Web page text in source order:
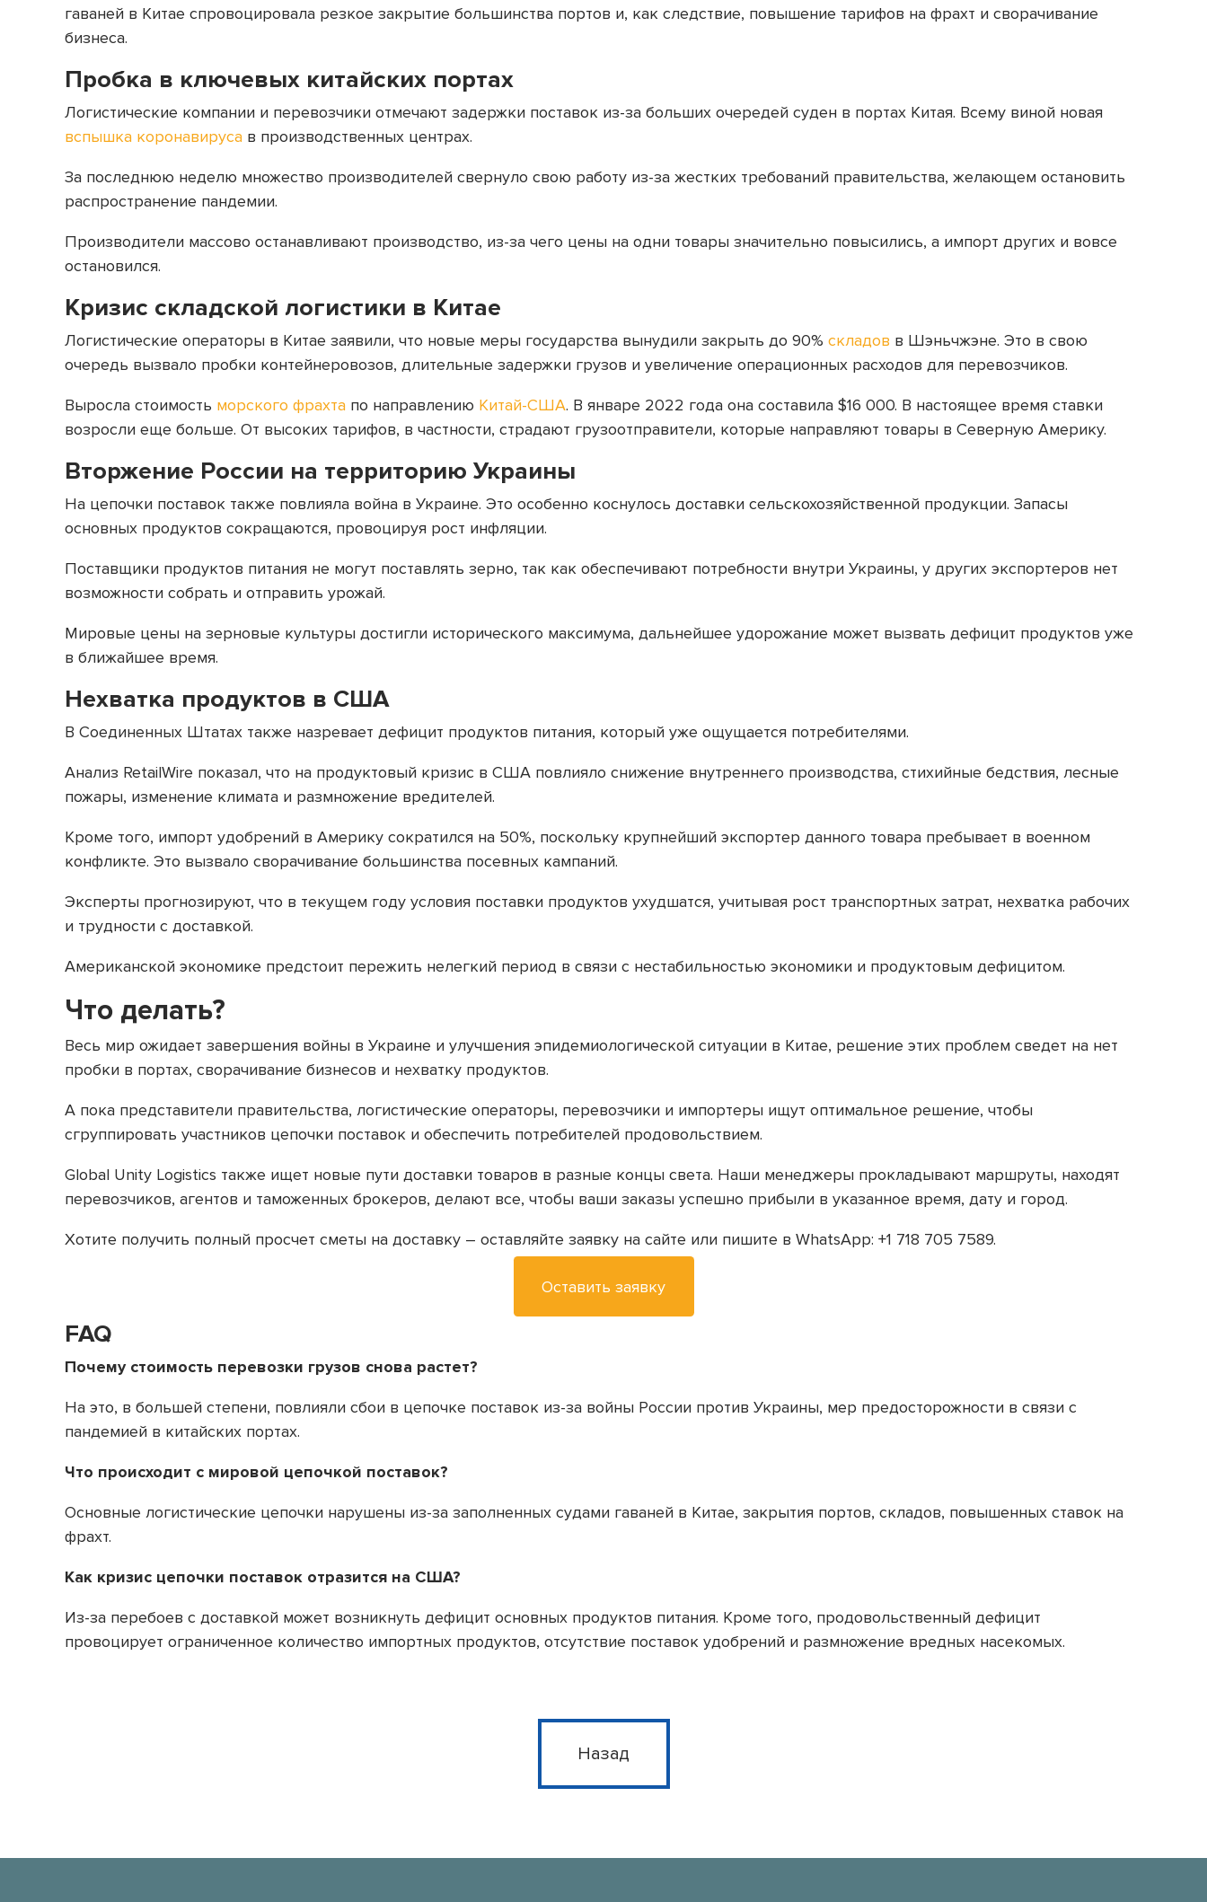
гаваней в Китае спровоцировала резкое закрытие большинства портов и, как следствие, повышение тарифов на фрахт и сворачивание
бизнеса.
Пробка в ключевых китайских портах
Логистические компании и перевозчики отмечают задержки поставок из-за больших очередей суден в портах Китая. Всему виной новая
вспышка коронавируса в производственных центрах.
За последнюю неделю множество производителей свернуло свою работу из-за жестких требований правительства, желающем остановить
распространение пандемии.
Производители массово останавливают производство, из-за чего цены на одни товары значительно повысились, а импорт других и вовсе
остановился.
Кризис складской логистики в Китае
Логистические операторы в Китае заявили, что новые меры государства вынудили закрыть до 90% складов в Шэньчжэне. Это в свою
очередь вызвало пробки контейнеровозов, длительные задержки грузов и увеличение операционных расходов для перевозчиков.
Выросла стоимость морского фрахта по направлению Китай-США. В январе 2022 года она составила $16 000. В настоящее время ставки
возросли еще больше. От высоких тарифов, в частности, страдают грузоотправители, которые направляют товары в Северную Америку.
Вторжение России на территорию Украины
На цепочки поставок также повлияла война в Украине. Это особенно коснулось доставки сельскохозяйственной продукции. Запасы
основных продуктов сокращаются, провоцируя рост инфляции.
Поставщики продуктов питания не могут поставлять зерно, так как обеспечивают потребности внутри Украины, у других экспортеров нет
возможности собрать и отправить урожай.
Мировые цены на зерновые культуры достигли исторического максимума, дальнейшее удорожание может вызвать дефицит продуктов уже
в ближайшее время.
Нехватка продуктов в США
В Соединенных Штатах также назревает дефицит продуктов питания, который уже ощущается потребителями.
Анализ RetailWire показал, что на продуктовый кризис в США повлияло снижение внутреннего производства, стихийные бедствия, лесные
пожары, изменение климата и размножение вредителей.
Кроме того, импорт удобрений в Америку сократился на 50%, поскольку крупнейший экспортер данного товара пребывает в военном
конфликте. Это вызвало сворачивание большинства посевных кампаний.
Эксперты прогнозируют, что в текущем году условия поставки продуктов ухудшатся, учитывая рост транспортных затрат, нехватка рабочих
и трудности с доставкой.
Американской экономике предстоит пережить нелегкий период в связи с нестабильностью экономики и продуктовым дефицитом.
Что делать?
Весь мир ожидает завершения войны в Украине и улучшения эпидемиологической ситуации в Китае, решение этих проблем сведет на нет
пробки в портах, сворачивание бизнесов и нехватку продуктов.
А пока представители правительства, логистические операторы, перевозчики и импортеры ищут оптимальное решение, чтобы
сгруппировать участников цепочки поставок и обеспечить потребителей продовольствием.
Global Unity Logistics также ищет новые пути доставки товаров в разные концы света. Наши менеджеры прокладывают маршруты, находят
перевозчиков, агентов и таможенных брокеров, делают все, чтобы ваши заказы успешно прибыли в указанное время, дату и город.
Хотите получить полный просчет сметы на доставку – оставляйте заявку на сайте или пишите в WhatsApp: +1 718 705 7589.
Оставить заявку
FAQ
Почему стоимость перевозки грузов снова растет?
На это, в большей степени, повлияли сбои в цепочке поставок из-за войны России против Украины, мер предосторожности в связи с
пандемией в китайских портах.
Что происходит с мировой цепочкой поставок?
Основные логистические цепочки нарушены из-за заполненных судами гаваней в Китае, закрытия портов, складов, повышенных ставок на
фрахт.
Как кризис цепочки поставок отразится на США?
Из-за перебоев с доставкой может возникнуть дефицит основных продуктов питания. Кроме того, продовольственный дефицит
провоцирует ограниченное количество импортных продуктов, отсутствие поставок удобрений и размножение вредных насекомых.
Назад